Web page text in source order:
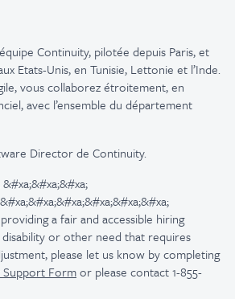
Continuity, pilotée depuis Paris,et
Etats-Unis, en Tunisie, Lettonie et l’Inde.
vous collaborez étroitement, en
avec l’ensemble du département
Directorde Continuity.
a fair and accessible hiring
or other need that requires
please let us know by completing
Support Formor please contact 1-855-